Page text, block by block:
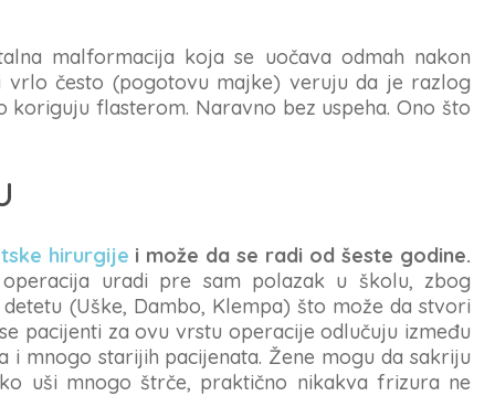
malformacija koja se uočava odmah nakon
često (pogotovu majke) veruju da je razlog
flasterom. Naravno bez uspeha. Ono što
hirurgije i može da se radi od šeste godine.
uradi pre sam polazak u školu, zbog
(Uške, Dambo, Klempa) što može da stvori
pacijenti za ovu vrstu operacije odlučuju između
i mnogo starijih pacijenata. Žene mogu da sakriju
uši mnogo štrče, praktično nikakva frizura ne